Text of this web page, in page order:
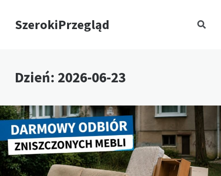
SzerokiPrzegląd
Dzień: 2026-06-23